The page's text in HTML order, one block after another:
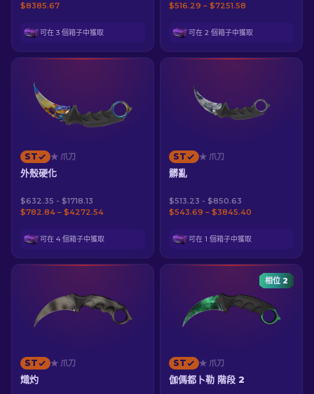
$8385.67
可在 3 個箱子中獲取
$516.29 – $7251.58
可在 2 個箱子中獲取
ST ★ 爪刀
外殼硬化
$632.35 - $1718.13
$782.84 – $4272.54
可在 4 個箱子中獲取
ST ★ 爪刀
髒亂
$513.23 - $850.63
$543.69 – $3845.40
可在 1 個箱子中獲取
ST ★ 爪刀
熾灼
相位 2
ST ★ 爪刀
伽傌都卜勒 階段 2